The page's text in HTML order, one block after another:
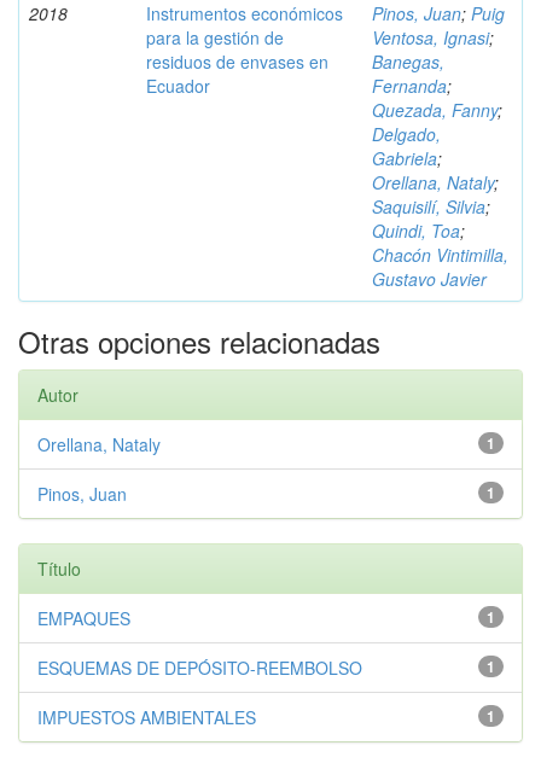
2018
Instrumentos económicos
para la gestión de
residuos de envases en
Ecuador
Pinos, Juan; Puig
Ventosa, Ignasi;
Banegas,
Fernanda;
Quezada, Fanny;
Delgado,
Gabriela;
Orellana, Nataly;
Saquisilí, Silvia;
Quindi, Toa;
Chacón Vintimilla,
Gustavo Javier
Otras opciones relacionadas
Autor
1
Orellana, Nataly
1
Pinos, Juan
Título
1
EMPAQUES
1
ESQUEMAS DE DEPÓSITO-REEMBOLSO
1
IMPUESTOS AMBIENTALES